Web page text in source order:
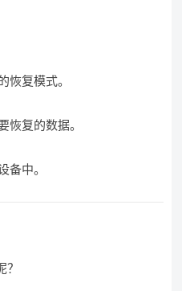
恢复模式。
恢复的数据。
备中。